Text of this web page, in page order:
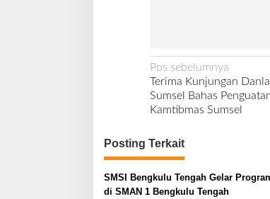
N
a
v
g
a
s
Pos sebelumnya
Terima Kunjungan
Sumsel Bahas
Kamtibmas Sumsel
Posting Terkait
SMSI Bengkulu Tengah Gelar
di SMAN 1 Bengkulu Tengah